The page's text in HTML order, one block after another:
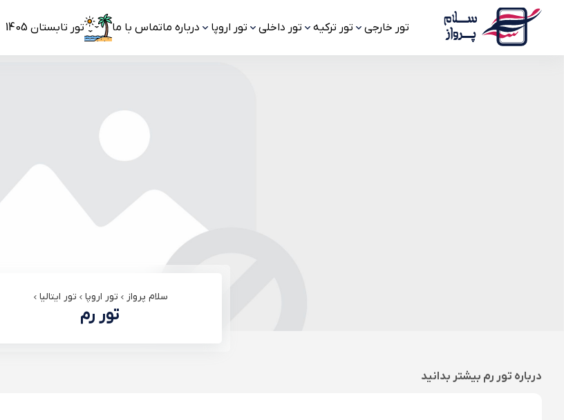
تور خارجی تور ترکیه تور داخلی تور اروپا درباره ماتماس با ما تور تابستان 1405
سلام پرواز تور اروپا تور ایتالیا
تور رم
درباره تور رم بیشتر بدانید